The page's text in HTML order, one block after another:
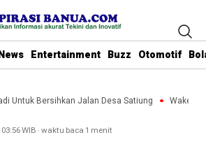
Entertainment Buzz Otomotif
Bersihkan Jalan Desa Satiung Waket
03:56WIB ·waktu baca 1 menit